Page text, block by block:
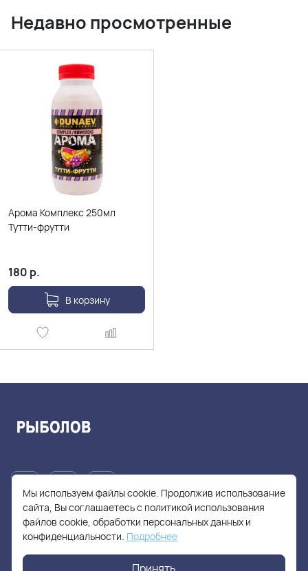
Недавно просмотренные
Арома Комплекс 250мл
Тутти-фрутти
180 р.
В корзину
+7(905)705-55-49
fishhuntershop@yandex.ru
Мы используем файлы cookie. Продолжив использование
сайта, Вы соглашаетесь с политикой использования
файлов cookie, обработки персональных данных и
конфиденциальности. Подробнее